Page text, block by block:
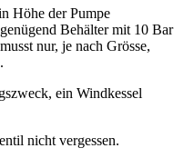
Höhe der Pumpe
Behälter mit 10 Bar
nur, je nach Grösse,
ein Windkessel
nicht vergessen.